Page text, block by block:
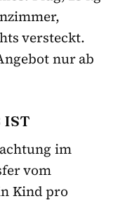
versteckt.
nur ab
IST
im
vom
Kind pro